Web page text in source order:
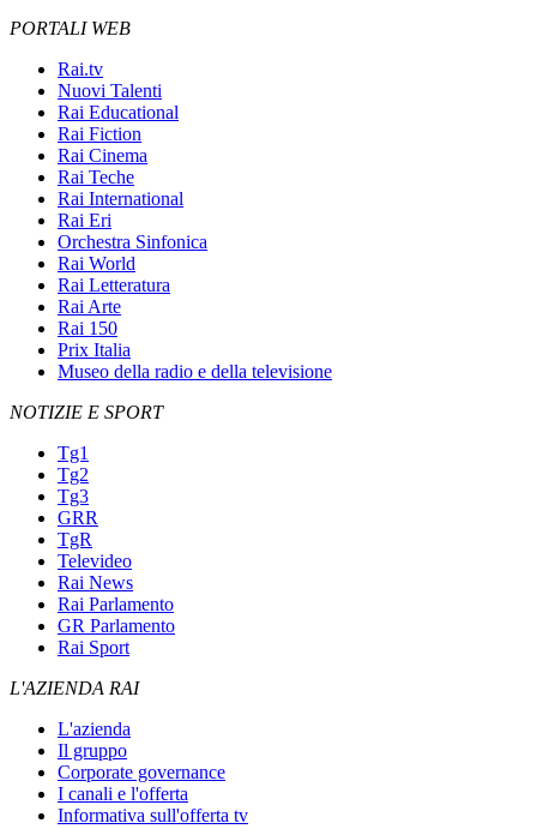
PORTALI WEB
Rai.tv
Nuovi Talenti
Rai Educational
Rai Fiction
Rai Cinema
Rai Teche
Rai International
Rai Eri
Orchestra Sinfonica
Rai World
Rai Letteratura
Rai Arte
Rai 150
Prix Italia
Museo della radio e della televisione
NOTIZIE E SPORT
Tg1
Tg2
Tg3
GRR
TgR
Televideo
Rai News
Rai Parlamento
GR Parlamento
Rai Sport
L'AZIENDA RAI
L'azienda
Il gruppo
Corporate governance
I canali e l'offerta
Informativa sull'offerta tv